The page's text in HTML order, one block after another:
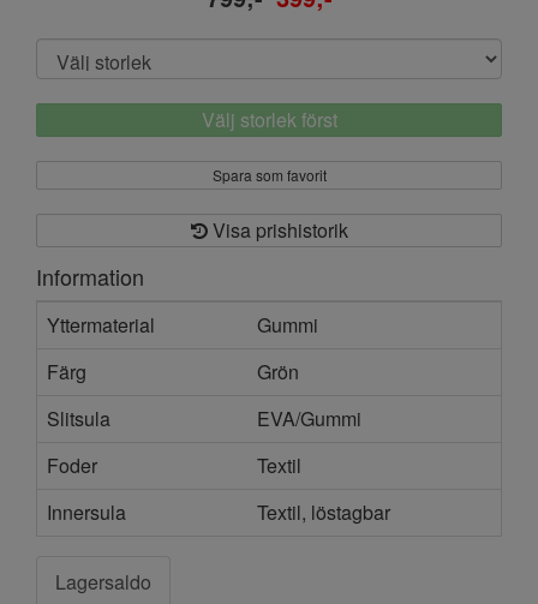
Välj storlek först
Spara som favorit
Visa prishistorik
Information
Yttermaterial
Gummi
Färg
Grön
Slitsula
EVA/Gummi
Foder
Textil
Innersula
Textil, löstagbar
Lagersaldo